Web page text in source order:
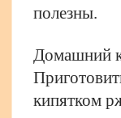
полезны.
Домашний
кипятком